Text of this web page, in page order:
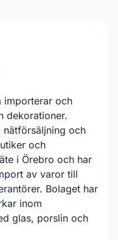
importerar och
dekorationer.
nätförsäljning och
och
i Örebro och har
av varor till
Bolaget har
inom
glas, porslin och